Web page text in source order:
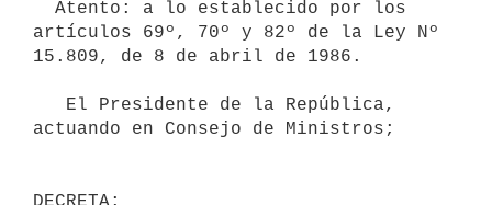
artículos 69º, 70º y 82º de la Ley Nº
15.809, de 8 de abril de 1986.
actuando en Consejo de Ministros;